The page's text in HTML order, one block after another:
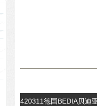
420311德国BEDIA贝迪